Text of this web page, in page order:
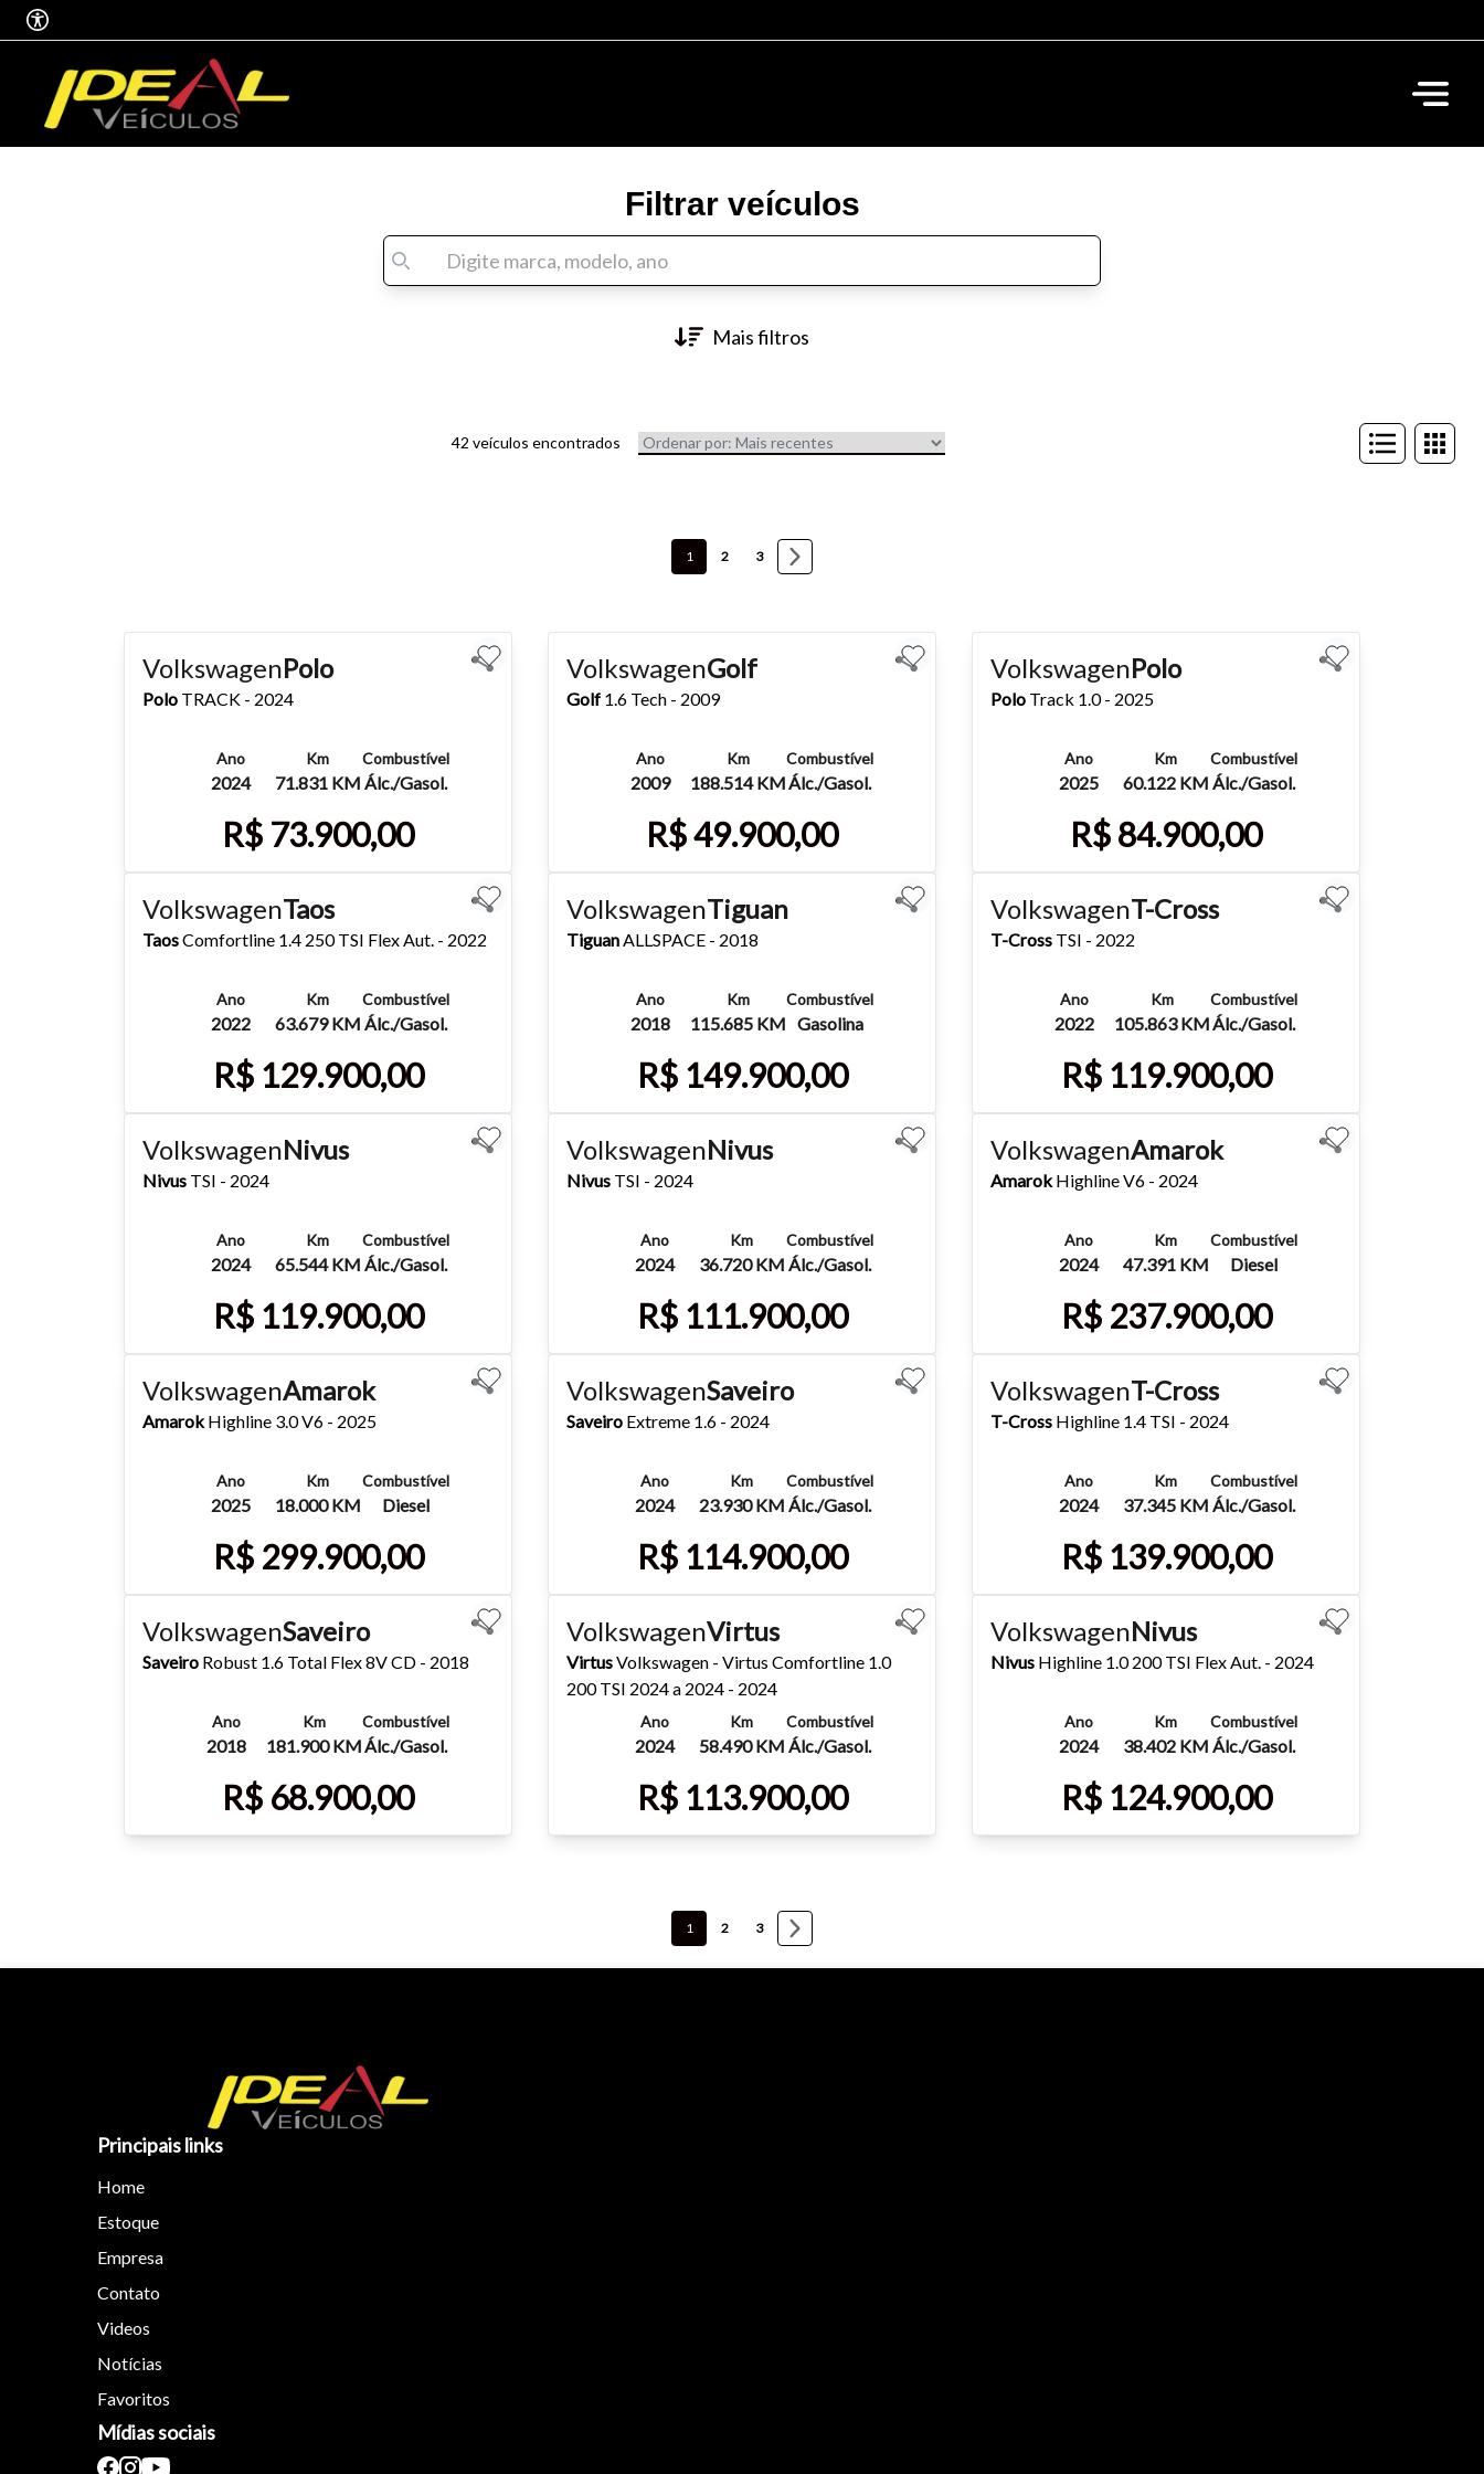
Para aumentar ou diminuir a fonte em nosso site, utilize os atalhos Ctrl+ (para
aumentar) e Ctrl- (para diminuir) no seu teclado.
Filtrar veículos
Mais filtros
42 veículos encontrados
1 2 3
VolkswagenPolo
Polo TRACK - 2024
Ano
2024
Km
71.831 KM
Combustível
Álc./Gasol.
R$ 73.900,00
VolkswagenGolf
Golf 1.6 Tech - 2009
Ano
2009
Km
188.514 KM
Combustível
Álc./Gasol.
R$ 49.900,00
VolkswagenPolo
Polo Track 1.0 - 2025
Ano
2025
Km
60.122 KM
Combustível
Álc./Gasol.
R$ 84.900,00
VolkswagenTaos
TaosComfortline 1.4 250 TSI Flex Aut. - 2022
Ano
2022
Km
63.679 KM
Combustível
Álc./Gasol.
R$ 129.900,00
VolkswagenTiguan
TiguanALLSPACE - 2018
Ano
2018
Km
115.685 KM
Combustível
Gasolina
R$ 149.900,00
VolkswagenT-Cross
T-Cross TSI - 2022
Ano
2022
Km
105.863 KM
Combustível
Álc./Gasol.
R$ 119.900,00
Whatsapp
VolkswagenNivus
Nivus TSI - 2024
Ano
2024
Km
65.544 KM
Combustível
Álc./Gasol.
R$ 119.900,00
Whatsapp
VolkswagenNivus
Nivus TSI - 2024
Ano
2024
Km
36.720 KM
Combustível
Álc./Gasol.
R$ 111.900,00
VolkswagenAmarok
Amarok Highline V6 - 2024
Ano
2024
Km
47.391 KM
Combustível
Diesel
R$ 237.900,00
VolkswagenAmarok
Amarok Highline 3.0 V6 - 2025
Ano
2025
Km
18.000 KM
Combustível
Diesel
R$ 299.900,00
VolkswagenSaveiro
Saveiro Extreme 1.6 - 2024
Ano
2024
Km
23.930 KM
Combustível
Álc./Gasol.
R$ 114.900,00
Mais detalhes
VolkswagenT-Cross
T-Cross Highline 1.4 TSI - 2024
Ano
2024
Km
37.345 KM
Combustível
Álc./Gasol.
R$ 139.900,00
VolkswagenSaveiro
Saveiro Robust 1.6 Total Flex 8V CD - 2018
Ano
2018
Km
181.900 KM
Combustível
Álc./Gasol.
R$ 68.900,00
VolkswagenVirtus
VirtusVolkswagen - Virtus Comfortline 1.0
200 TSI 2024 a 2024 - 2024
Ano
2024
Km
58.490 KM
Combustível
Álc./Gasol.
R$ 113.900,00
VolkswagenNivus
Nivus Highline 1.0 200 TSI Flex Aut. - 2024
Ano
2024
Km
38.402 KM
Combustível
Álc./Gasol.
R$ 124.900,00
1 2 3
Principais links
Home
Estoque
Empresa
Contato
Videos
Notícias
Favoritos
Mídias sociais